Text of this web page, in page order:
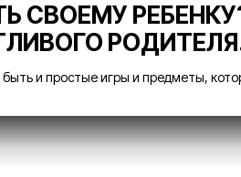
СВОЕМУ
и простые игры и предметы,